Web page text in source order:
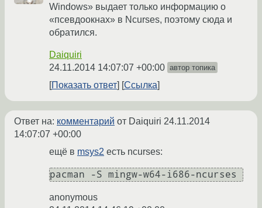
Windows» выдает только информацию о
«псевдоокнах» в Ncurses, поэтому сюда и
обратился.
Daiquiri
24.11.2014 14:07:07 +00:00 автор топика
Показать ответ Ссылка
Ответ на: комментарий от Daiquiri 24.11.2014
14:07:07 +00:00
ещё в msys2 есть ncurses:
pacman -S mingw-w64-i686-ncurses
anonymous